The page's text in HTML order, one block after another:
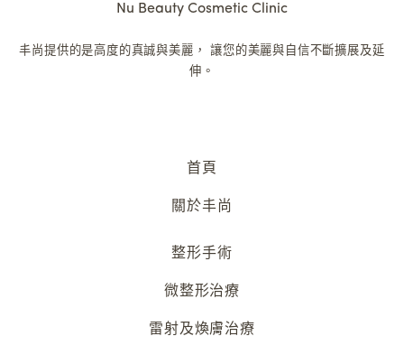
Nu Beauty Cosmetic Clinic
丰尚提供的是高度的真誠與美麗，
讓您的美麗與自信不斷擴展及延
伸。
首頁
關於丰尚
整形手術
微整形治療
雷射及煥膚治療